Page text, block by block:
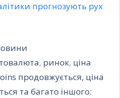
прогнозують рух
, ринок, ціна
продовжується, ціна
та багато іншого: